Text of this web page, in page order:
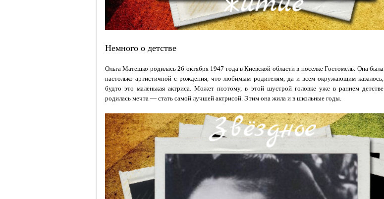
Немного о детстве
Ольга Матешко родилась 26 октября 1947 года в Киевской области в поселке Гостомель. Она была
настолько артистичной с рождения, что любимым родителям, да и всем окружающим казалось,
будто это маленькая актриса. Может поэтому, в этой шустрой головке уже в раннем детстве
родилась мечта — стать самой лучшей актрисой. Этим она жила и в школьные годы.